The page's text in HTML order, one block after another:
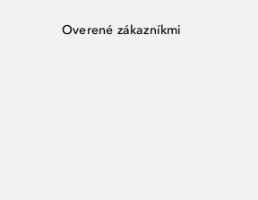
Overené zákazníkmi